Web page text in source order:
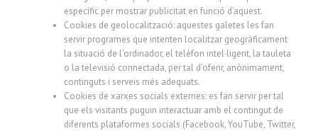
específic per mostrar publicitat en funció d’aquest.
Cookies de geolocalització: aquestes galetes les fan
servir programes que intenten localitzar geogràficament
la situació de l’ordinador, el telèfon intel·ligent, la tauleta
o la televisió connectada, per tal d’oferir, anònimament,
continguts i serveis més adequats.
Cookies de xarxes socials externes: es fan servir per tal
que els visitants puguin interactuar amb el contingut de
diferents plataformes socials (Facebook, YouTube, Twitter,